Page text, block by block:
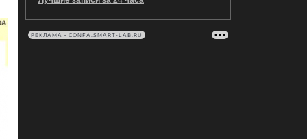
РЕКЛАМА • CONFA.SMART-LAB.RU